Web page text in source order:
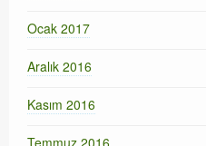
Ocak 2017
Aralık 2016
Kasım 2016
Temmuz 2016